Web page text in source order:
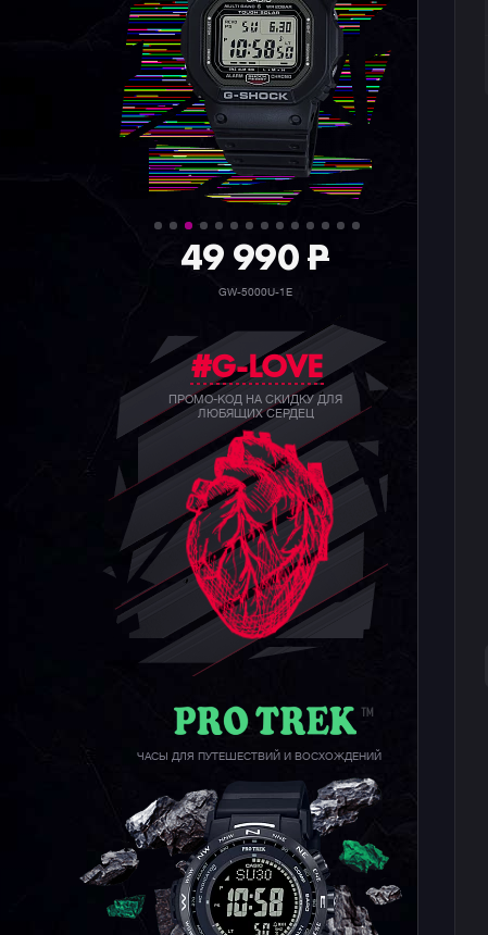
36 990P
GW-5000HS-1E
#G-LOVE
ПРОМО-КОД НА СКИДКУ ДЛЯ
ЛЮБЯЩИХ СЕРДЕЦ
ЧАСЫ ДЛЯ ПУТЕШЕСТВИЙ И ВОСХОЖДЕНИЙ